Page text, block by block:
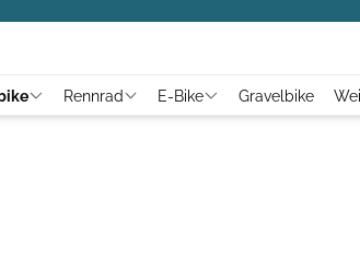
Rennrad E-Bike Gravelbike